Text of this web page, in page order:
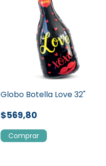
Globo Botella Love 32"
$569,80